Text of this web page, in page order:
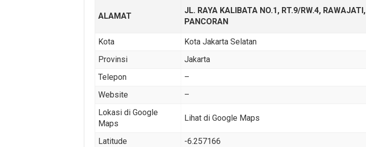
ALAMAT
JL. RAYA KALIBATA NO.1, RT.9/RW.4, RAWAJATI,
PANCORAN
Kota
Kota Jakarta Selatan
Provinsi
Jakarta
Telepon
–
Website
–
Lokasi di Google
Maps
Lihat di Google Maps
Latitude
-6.257166